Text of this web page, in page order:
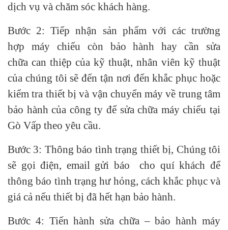
dịch vụ và chăm sóc khách hàng.
Bước 2: Tiếp nhận sản phẩm với các trường
hợp máy chiếu còn bảo hành hay cần sửa
chữa can thiệp của kỹ thuật, nhân viên kỹ thuật
của chúng tôi sẽ đến tận nơi đển khắc phục hoặc
kiểm tra thiết bị và vận chuyển máy về trung tâm
bảo hành của công ty để sửa chữa máy chiếu tại
Gò Vấp theo yêu cầu.
Bước 3: Thông báo tình trạng thiết bị, Chúng tôi
sẽ gọi điện, email gửi báo cho quí khách để
thông báo tình trạng hư hỏng, cách khắc phục và
giá cả nếu thiết bị đã hết hạn bảo hành.
Bước 4: Tiến hành sửa chữa – bảo hành máy